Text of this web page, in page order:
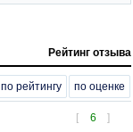
Рейтинг отзыва
по рейтингу по оценке
[ 6 ]